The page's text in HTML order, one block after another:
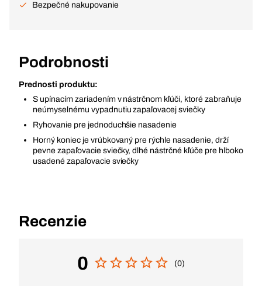
Bezpečné nakupovanie
Podrobnosti
Prednosti produktu:
S upínacím zariadením v nástrčnom kľúči, ktoré zabraňuje
neúmyselnému vypadnutiu zapaľovacej sviečky
Ryhovanie pre jednoduchšie nasadenie
Horný koniec je vrúbkovaný pre rýchle nasadenie, drží
pevne zapaľovacie sviečky, dlhé nástrčné kľúče pre hlboko
usadené zapaľovacie sviečky
Recenzie
0 (0)